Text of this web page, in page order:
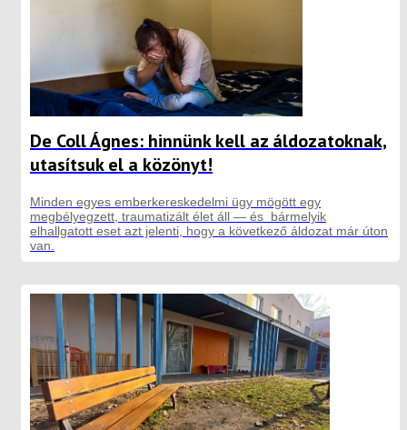
De Coll Ágnes: hinnünk kell az áldozatoknak,
utasítsuk el a közönyt!
Minden egyes emberkereskedelmi ügy mögött egy
megbélyegzett, traumatizált élet áll — és bármelyik
elhallgatott eset azt jelenti, hogy a következő áldozat már úton
van.